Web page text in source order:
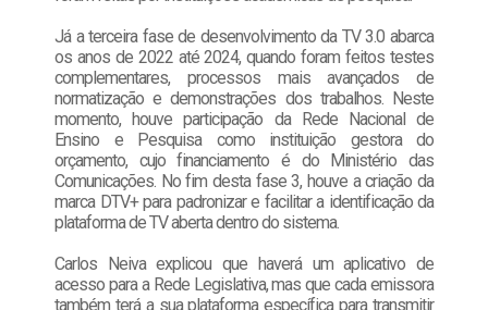
Já a terceira fase de desenvolvimento da TV 3.0 abarca
os anos de 2022 até 2024, quando foram feitos testes
complementares, processos mais avançados de
normatização e demonstrações dos trabalhos. Neste
momento, houve participação da Rede Nacional de
Ensino e Pesquisa como instituição gestora do
orçamento, cujo financiamento é do Ministério das
Comunicações. No fim desta fase 3, houve a criação da
marca DTV+ para padronizar e facilitar a identificação da
plataforma de TV aberta dentro do sistema.
Carlos Neiva explicou que haverá um aplicativo de
acesso para a Rede Legislativa, mas que cada emissora
também terá a sua plataforma específica para transmitir